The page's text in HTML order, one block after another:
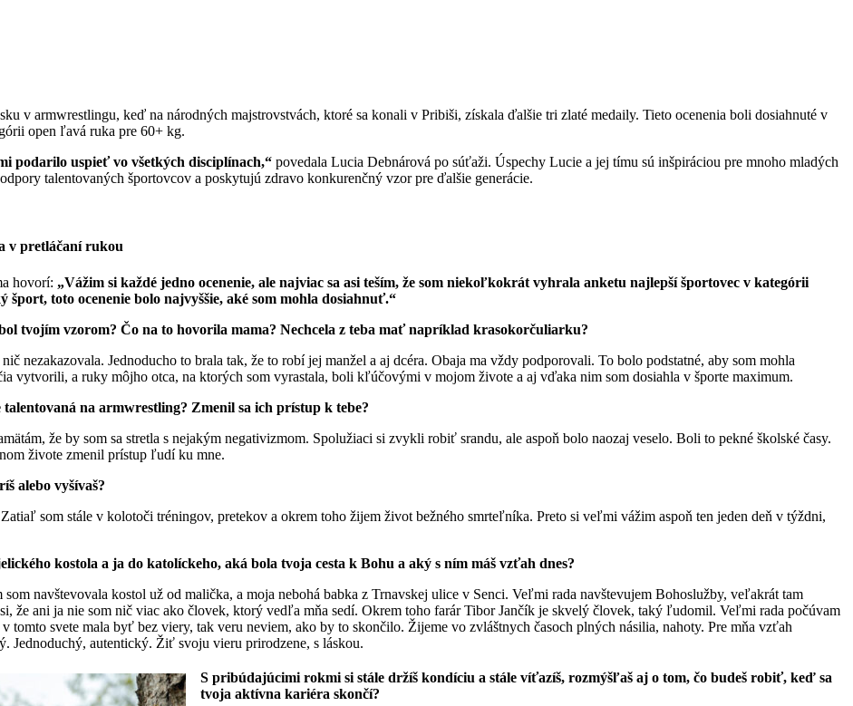
v armwrestlingu, keď na národných majstrovstvách, ktoré sa konali v Pribiši, získala ďalšie tri zlaté medaily. Tieto ocenenia boli dosiahnuté v
open ľavá ruka pre 60+ kg.
podarilo uspieť vo všetkých disciplínach,“ povedala Lucia Debnárová po súťaži. Úspechy Lucie a jej tímu sú inšpiráciou pre mnoho mladých
talentovaných športovcov a poskytujú zdravo konkurenčný vzor pre ďalšie generácie.
v pretláčaní rukou
hovorí: „Vážim si každé jedno ocenenie, ale najviac sa asi teším, že som niekoľkokrát vyhrala anketu najlepší športovec v kategórii
toto ocenenie bolo najvyššie, aké som mohla dosiahnuť.“
tvojím vzorom? Čo na to hovorila mama? Nechcela z teba mať napríklad krasokorčuliarku?
nezakazovala. Jednoducho to brala tak, že to robí jej manžel a aj dcéra. Obaja ma vždy podporovali. To bolo podstatné, aby som mohla
vytvorili, a ruky môjho otca, na ktorých som vyrastala, boli kľúčovými v mojom živote a aj vďaka nim som dosiahla v športe maximum.
na armwrestling? Zmenil sa ich prístup k tebe?
že by som sa stretla s nejakým negativizmom. Spolužiaci si zvykli robiť srandu, ale aspoň bolo naozaj veselo. Boli to pekné školské časy.
živote zmenil prístup ľudí ku mne.
alebo vyšívaš?
som stále v kolotoči tréningov, pretekov a okrem toho žijem život bežného smrteľníka. Preto si veľmi vážim aspoň ten jeden deň v týždni,
kostola a ja do katolíckeho, aká bola tvoja cesta k Bohu a aký s ním máš vzťah dnes?
navštevovala kostol už od malička, a moja nebohá babka z Trnavskej ulice v Senci. Veľmi rada navštevujem Bohoslužby, veľakrát tam
že ani ja nie som nič viac ako človek, ktorý vedľa mňa sedí. Okrem toho farár Tibor Jančík je skvelý človek, taký ľudomil. Veľmi rada počúvam
tomto svete mala byť bez viery, tak veru neviem, ako by to skončilo. Žijeme vo zvláštnych časoch plných násilia, nahoty. Pre mňa vzťah
Jednoduchý, autentický. Žiť svoju vieru prirodzene, s láskou.
S pribúdajúcimi rokmi si stále držíš kondíciu a stále víťazíš, rozmýšľaš aj o tom, čo budeš robiť, keď sa
tvoja aktívna kariéra skončí?